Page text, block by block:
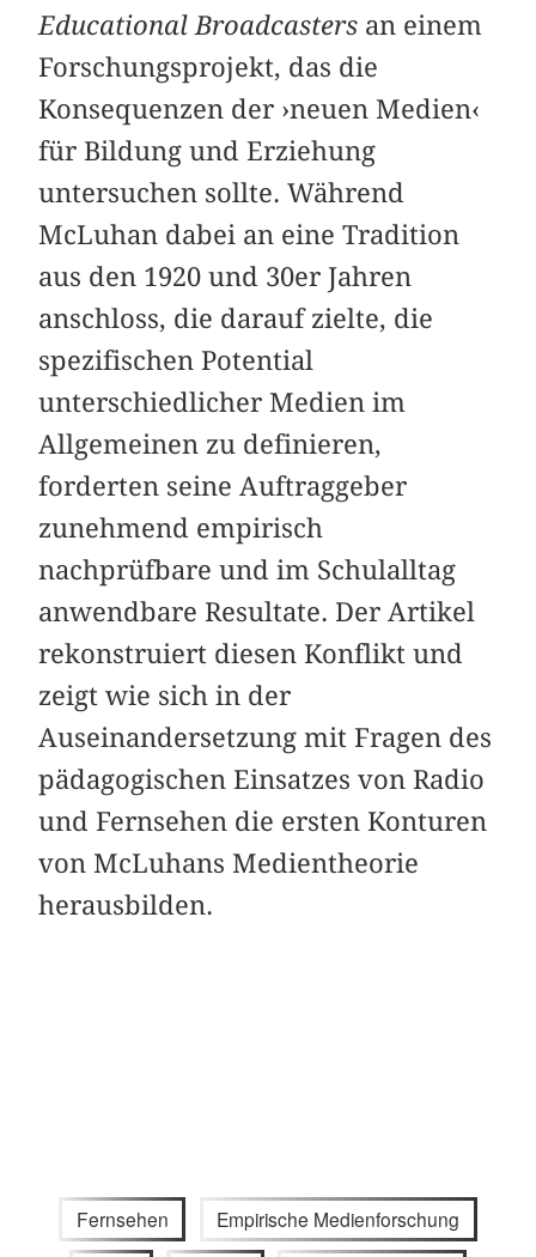
Educational Broadcasters an einem
Forschungsprojekt, das die
Konsequenzen der ›neuen Medien‹
für Bildung und Erziehung
untersuchen sollte. Während
McLuhan dabei an eine Tradition
aus den 1920 und 30er Jahren
anschloss, die darauf zielte, die
spezifischen Potential
unterschiedlicher Medien im
Allgemeinen zu definieren,
forderten seine Auftraggeber
zunehmend empirisch
nachprüfbare und im Schulalltag
anwendbare Resultate. Der Artikel
rekonstruiert diesen Konflikt und
zeigt wie sich in der
Auseinandersetzung mit Fragen des
pädagogischen Einsatzes von Radio
und Fernsehen die ersten Konturen
von McLuhans Medientheorie
herausbilden.
Fernsehen Empirische Medienforschung